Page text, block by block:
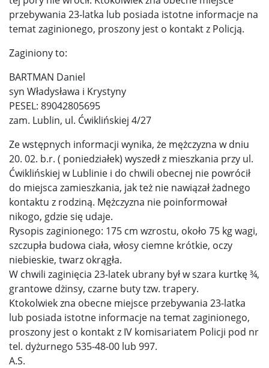
przebywania 23-latka lub posiada istotne informacje na
temat zaginionego, proszony jest o kontakt z Policją.
Zaginiony to:
BARTMAN Daniel
syn Władysława i Krystyny
PESEL: 89042805695
zam. Lublin, ul. Ćwiklińskiej 4/27
Ze wstępnych informacji wynika, że mężczyzna w dniu
20. 02. b.r. ( poniedziałek) wyszedł z mieszkania przy ul.
Ćwiklińskiej w Lublinie i do chwili obecnej nie powrócił
do miejsca zamieszkania, jak też nie nawiązał żadnego
kontaktu z rodziną. Mężczyzna nie poinformował
nikogo, gdzie się udaje.
Rysopis zaginionego: 175 cm wzrostu, około 75 kg wagi,
szczupła budowa ciała, włosy ciemne krótkie, oczy
niebieskie, twarz okrągła.
W chwili zaginięcia 23-latek ubrany był w szara kurtkę ¾,
grantowe dżinsy, czarne buty tzw. trapery.
Ktokolwiek zna obecne miejsce przebywania 23-latka
lub posiada istotne informacje na temat zaginionego,
proszony jest o kontakt z IV komisariatem Policji pod nr
tel. dyżurnego 535-48-00 lub 997.
A.S.